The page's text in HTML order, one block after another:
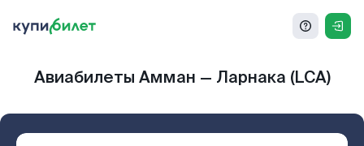
Авиабилеты Амман — Ларнака (LCA)